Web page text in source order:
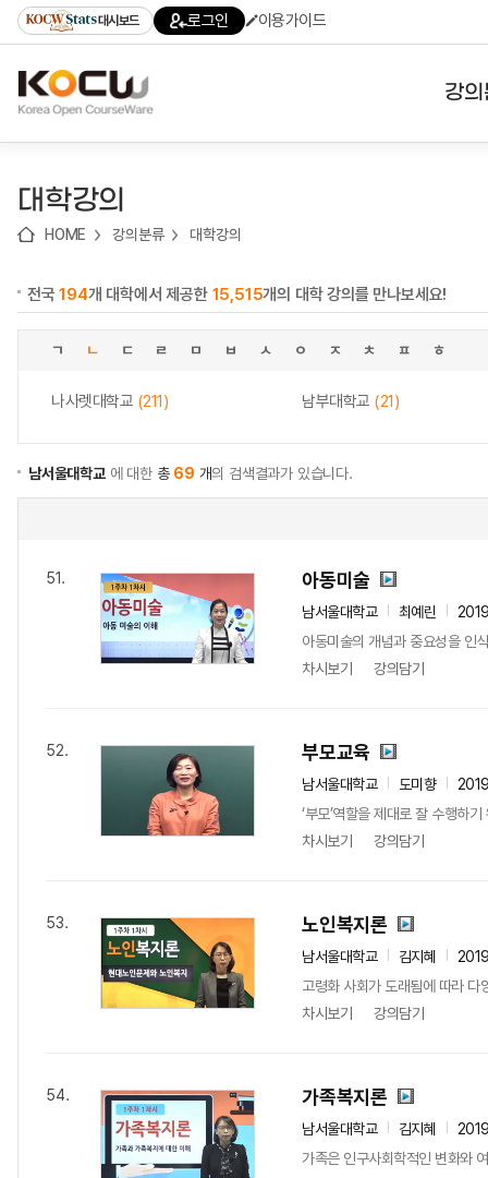
기
기
기
content)
가
대시보드 로그인 이용가이드
강
대학강의
HOME 강의분류 대학강의
전국194개 대학에서 제공한 15,515개의 대학 강의를 만나보세요!
ㄱ ㄴ ㄷ ㄹ ㅁ ㅂ ㅅ ㅇ ㅈ ㅊ ㅍ ㅎ
나사렛대학교 (211) 남부대학교 (21)
남서울대학교에 대한총 69 개의 검색결과가 있습니다.
51. 아동미술
남서울대학교 최예린
아동미술의 개념과 중요성을 인
차시보기
강의담기
52. 부모교육
남서울대학교 도미향
‘부모’역할을 제대로 잘 수행하
차시보기
강의담기
53. 노인복지론
남서울대학교 김지혜
고령화 사회가 도래됨에 따라 다
차시보기
강의담기
54. 가족복지론
남서울대학교 김지혜
가족은 인구사회학적인 변화와